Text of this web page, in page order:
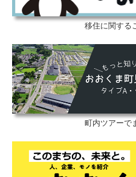
移住に関する
町内ツアーで